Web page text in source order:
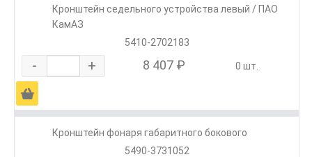
Кронштейн седельного устройства левый / ПАО
КамАЗ
5410-2702183
- + 8 407 ₽ 0 шт.
Ä
Кронштейн фонаря габаритного бокового
5490-3731052